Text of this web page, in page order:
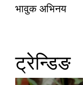
भावुक अभिनय
ट्रेन्डिङ